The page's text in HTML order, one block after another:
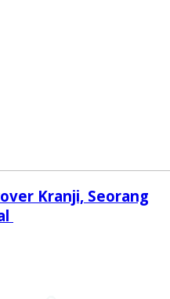
Kranji, Seorang